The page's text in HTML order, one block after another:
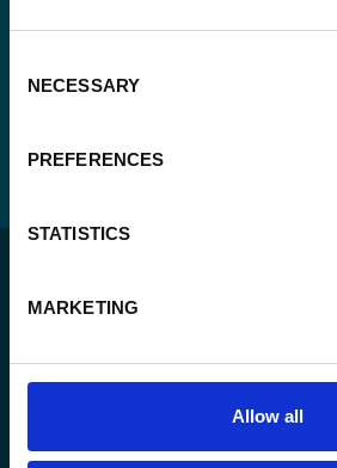
Selection
NECESSARY
PREFERENCES
STATISTICS
MARKETING
Allow all
rechtsstaat leven en de vrijheid
volle te ontplooien.